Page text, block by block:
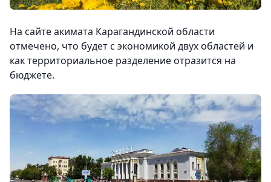
На сайте акимата Карагандинской области
отмечено, что будет с экономикой двух областей и
как территориальное разделение отразится на
бюджете.